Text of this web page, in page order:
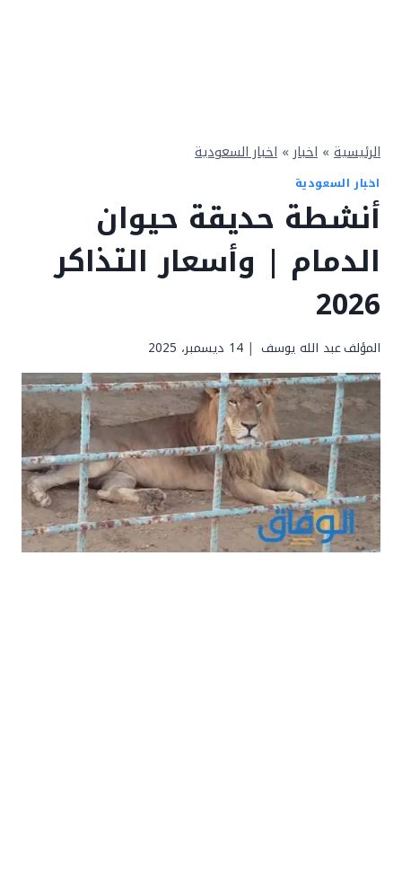
الرئيسية » اخبار » اخبار السعودية
اخبار السعودية
أنشطة حديقة حيوان
الدمام | وأسعار التذاكر
2026
المؤلفعبد الله يوسف 14 ديسمبر، 2025